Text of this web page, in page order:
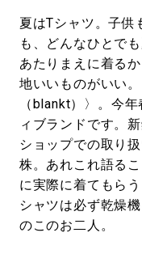
夏はTシャツ。子供
も、どんなひとで
あたりまえに着る
地いいものがいい
（blankt）〉。今
ィブランドです。
ショップでの取り
株。あれこれ語る
に実際に着てもら
シャツは必ず乾燥
のこのお二人。